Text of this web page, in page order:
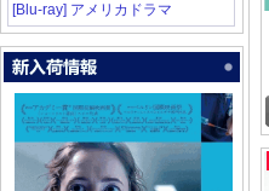
[Blu-ray] アメリカドラマ